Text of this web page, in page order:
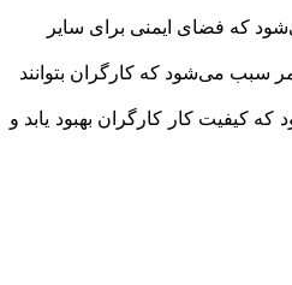
که فضای ایمنی برای سایر
سبب می‌شود که کارگران بتوانند
کیفیت کار کارگران بهبود یابد و